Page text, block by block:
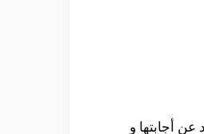
عن أجابتها و